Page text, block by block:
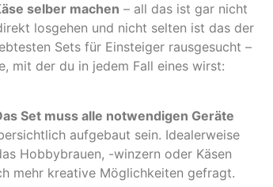
selber machen – all das ist gar nicht
losgehen und nicht selten ist das der
Sets für Einsteiger rausgesucht –
mit der du in jedem Fall eines wirst:
Set muss alle notwendigen Geräte
aufgebaut sein. Idealerweise
Hobbybrauen, -winzern oder Käsen
mehr kreative Möglichkeiten gefragt.